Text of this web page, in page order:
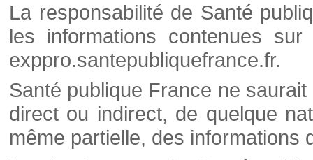
La responsabilité de Santé
les informations contenues
exppro.santepubliquefrance.fr.
Santé publique France ne
direct ou indirect, de quelque
même partielle, des informations